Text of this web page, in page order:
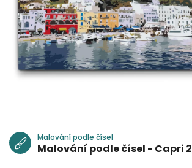
Malování podle čísel
Malování podle čísel - Capri 2